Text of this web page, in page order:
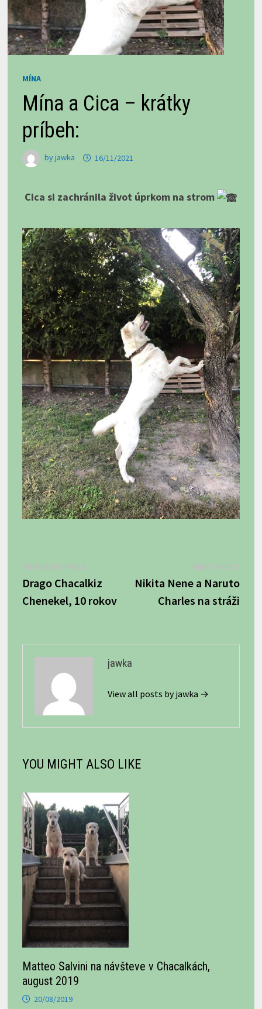
MÍNA
Mína a Cica – krátky
príbeh:
byjawka 16/11/2021
Cica si zachránila život úprkom na strom
v
článku
post:
Drago Chacalkiz
Chenekel, 10 rokov
post:
Nikita Nene a Naruto
Charles na stráži
jawka
View all posts by jawka →
YOU MIGHT ALSO LIKE
Matteo Salvini na návšteve v Chacalkách,
august 2019
20/08/2019